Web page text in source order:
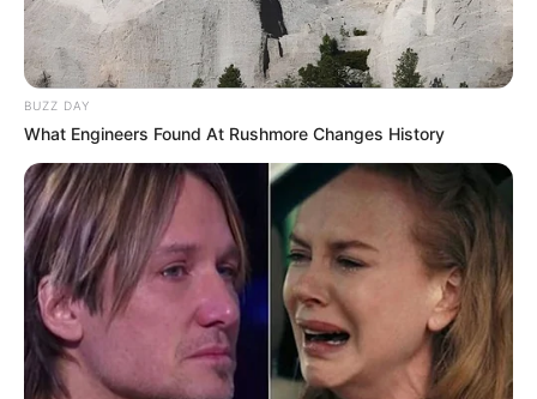
BUZZ DAY
What Engineers Found At Rushmore Changes History